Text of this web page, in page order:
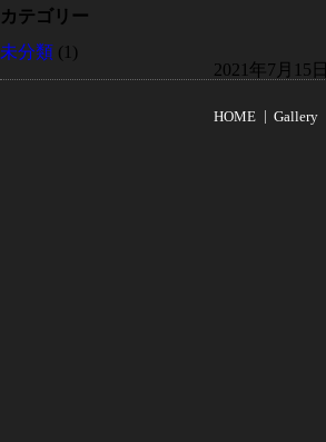
カテゴリー
未分類 (1)
2021年7月15日
HOME Gallery